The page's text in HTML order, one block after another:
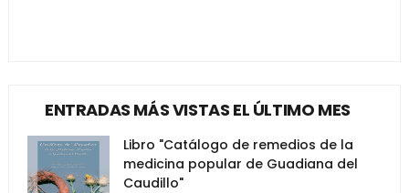
ENTRADAS MÁS VISTAS EL ÚLTIMO MES
Libro "Catálogo de remedios de la
medicina popular de Guadiana del
Caudillo"